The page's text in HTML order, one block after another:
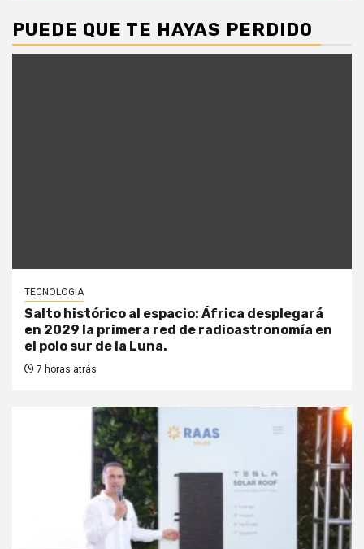
PUEDE QUE TE HAYAS PERDIDO
TECNOLOGIA
Salto histórico al espacio: África desplegará
en 2029 la primera red de radioastronomía en
el polo sur de la Luna.
7 horas atrás